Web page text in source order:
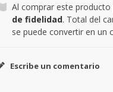
Al comprar este
de fidelidad. Total del
se puede convertir en un
Escribe un comentario